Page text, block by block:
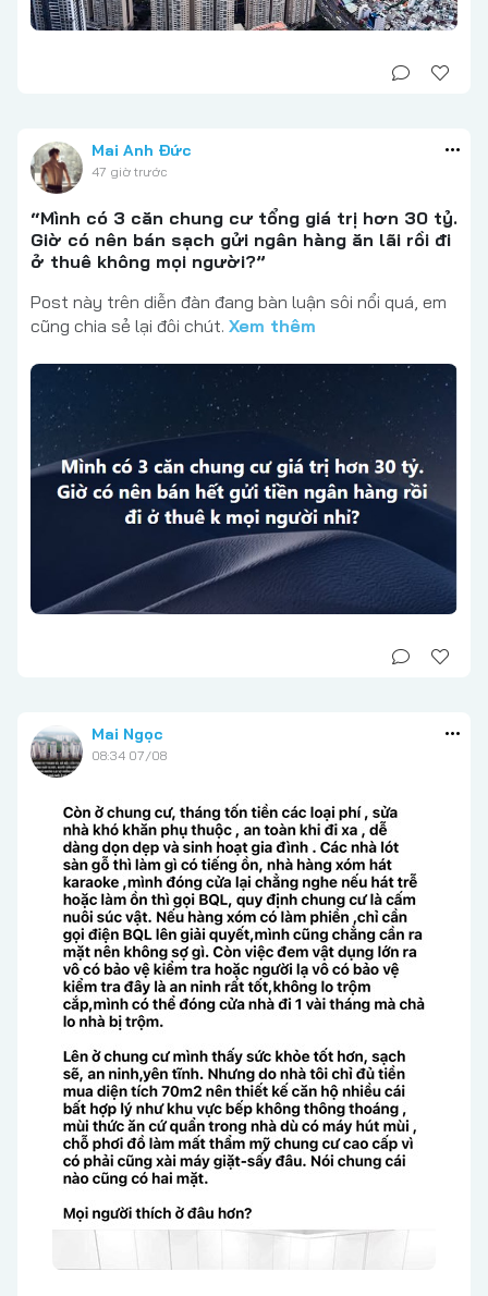
Mai Anh Đức
47 giờ trước
“Mình có 3 căn chung cư tổng giá trị hơn 30 tỷ.
Giờ có nên bán sạch gửi ngân hàng ăn lãi rồi đi
ở thuê không mọi người?”
Post này trên diễn đàn đang bàn luận sôi nổi quá, em
cũng chia sẻ lại đôi chút. Xem thêm
Mai Ngọc
08:34 07/08